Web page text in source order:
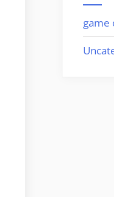
game